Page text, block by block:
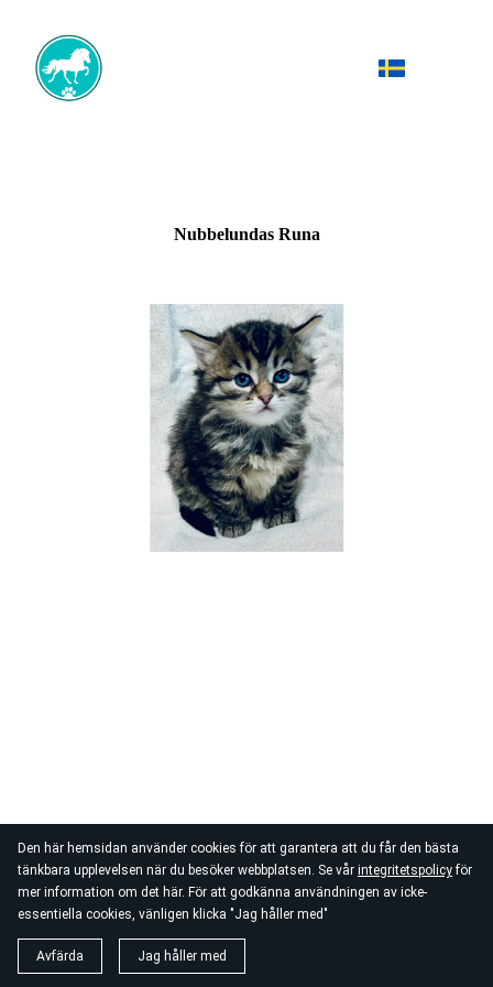
Den här hemsidan använder cookies för att garantera att du får den bästa
tänkbara upplevelsen när du besöker webbplatsen. Se vår integritetspolicyför
mer information om det här. För att godkänna användningen av icke-
essentiella cookies, vänligen klicka "Jag håller med"
Avfärda Jag håller med
Nubbelundas Runa